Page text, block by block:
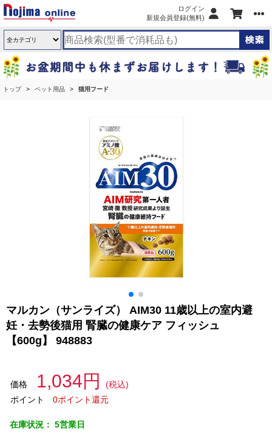
ログイン
新規会員登録(無料)
トップ ペット用品 猫用フード
マルカン（サンライズ） AIM30 11歳以上の室内避
妊・去勢後猫用 腎臓の健康ケア フィッシュ
【600g】 948883
価格 1,034円
(税込)
ポイント
0ポイント還元
在庫状況： 5営業日